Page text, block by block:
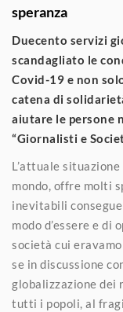
speranza
Duecento servizi
scandagliato le
Covid-19 e non
catena di
aiutare le persone
“Giornalisti e
L’attuale
mondo, offre molti
inevitabili
modo d’essere e
società cui
se in discussione
globalizzazione dei
tutti i popoli, al